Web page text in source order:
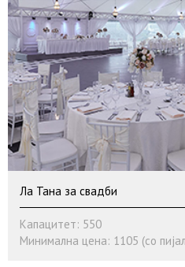
Ла Тана за свадби
Капацитет: 550
Минимална цена: 1105 (со